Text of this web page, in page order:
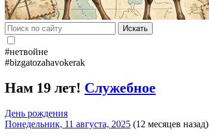
Искать
#нетвойне
#bizgatozahavokerak
Нам 19 лет! Служебное
День рождения
Понедельник, 11 августа, 2025 (12 месяцев назад)